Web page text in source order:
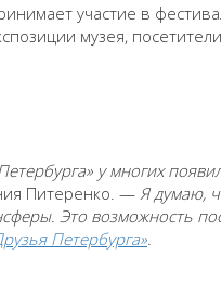
участие в
музея,
у многих
Питеренко. — Я думаю,
Это возможность
Петербурга»